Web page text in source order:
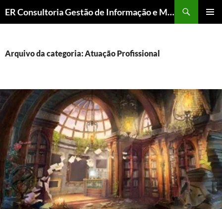
ER Consultoria Gestão de Informação e Memória Institucional
CONTEÚDO
Arquivo da categoria: Atuação Profissional